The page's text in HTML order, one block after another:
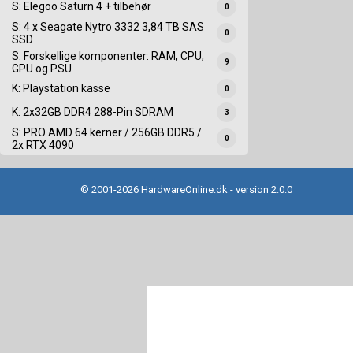
S: Elegoo Saturn 4 + tilbehør 0
S: 4 x Seagate Nytro 3332 3,84 TB SAS
SSD
0
S: Forskellige komponenter: RAM, CPU,
GPU og PSU
9
K: Playstation kasse 0
K: 2x32GB DDR4 288-Pin SDRAM 3
S: PRO AMD 64 kerner / 256GB DDR5 /
2x RTX 4090
0
© 2001-2026 HardwareOnline.dk - version 2.0.0